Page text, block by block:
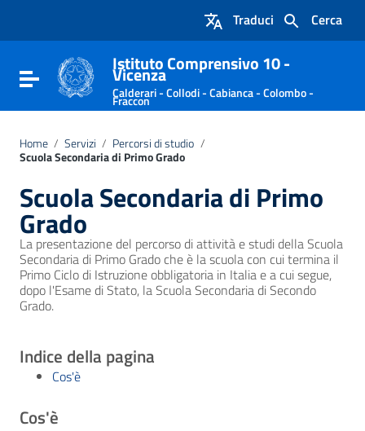
Vai al footer
Cerca
Traduci
Attiva / disattiva la navigazione
Istituto Comprensivo 10 -
Vicenza
Calderari - Collodi - Cabianca - Colombo -
Fraccon
Home / Servizi / Percorsi di studio /
Scuola Secondaria di Primo Grado
Scuola Secondaria di Primo
Grado
La presentazione del percorso di attività e studi della Scuola
Secondaria di Primo Grado che è la scuola con cui termina il
Primo Ciclo di Istruzione obbligatoria in Italia e a cui segue,
dopo l'Esame di Stato, la Scuola Secondaria di Secondo
Grado.
Indice della pagina
Cos'è
Cos'è